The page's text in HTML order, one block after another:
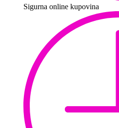
Sigurna online kupovina